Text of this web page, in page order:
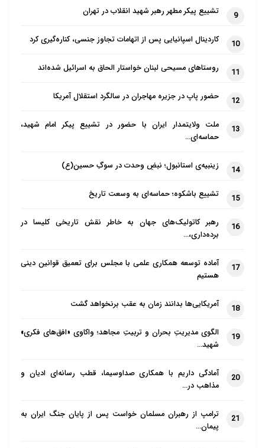
9 تشییع پیکر مطهر رهبر شهید انقلاب در تهران
10 کاردینال اسپانیایی پس از اتهامات تجاوز جنسی، کناره‌گیری کرد
11 روستاهای مسیحی لبنان خواستار الحاق به اسرائیل شده‌اند
12 حضور پاپ در جزیره مهاجران در سالگرد استقلال آمریکا
13
ملت ولایتمدار ایران با حضور در تشییع پیکر امام شهید،
حماسه‌ای…
14 زینبیه‌ی استانبول؛ نبضِ وحدت در سوگِ حسین(ع)
15 تشییع باشکوه؛ حماسه‌ای به وسعت تاریخ
16
رهبر کاتولیک‌های جهان به خاطر نقش تاریخی کلیسا در
برده‌داری،…
17
آماده توسعه همکاری علمی با مجلس برای تعمیق قوانین دینی
هستیم
18 آمریکایی‌ها بدانند زمان به عقب برنخواهد گشت
19
الگوی مدیریتِ بحران و تربیتِ مجاهد؛ واکاوی «افق‌های فکری»
شهید…
20
آمادگی داریم با همکاری صداوسیما، قطب رسانه‌ای ادیان و
مذاهب در…
21
ترامپ از رهبران مسلمان خواست پس از پایان جنگ ایران به
پیمان…